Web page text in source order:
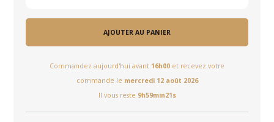
AJOUTER AU PANIER
Commandez aujourd'hui avant 16h00 et recevez votre
commande le mercredi 12 août 2026
Il vous reste 9h59min21s